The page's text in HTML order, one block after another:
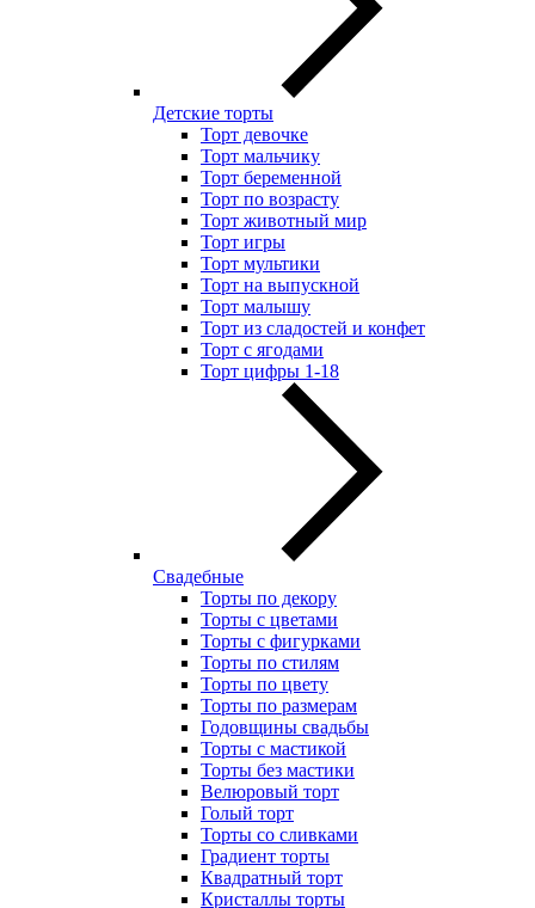
Детские торты
Торт девочке
Торт мальчику
Торт беременной
Торт по возрасту
Торт животный мир
Торт игры
Торт мультики
Торт на выпускной
Торт малышу
Торт из сладостей и конфет
Торт с ягодами
Торт цифры 1-18
Свадебные
Торты по декору
Торты с цветами
Торты с фигурками
Торты по стилям
Торты по цвету
Торты по размерам
Годовщины свадьбы
Торты с мастикой
Торты без мастики
Велюровый торт
Голый торт
Торты со сливками
Градиент торты
Квадратный торт
Кристаллы торты